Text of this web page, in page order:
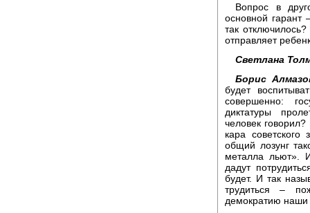
Вопрос в
основной гарант
так
отправляет
Светлана
Борис
будет
совершенно:
диктатуры
человек
кара
общий лозунг
металла льют».
дадут
будет. И так
трудиться –
демократию наши